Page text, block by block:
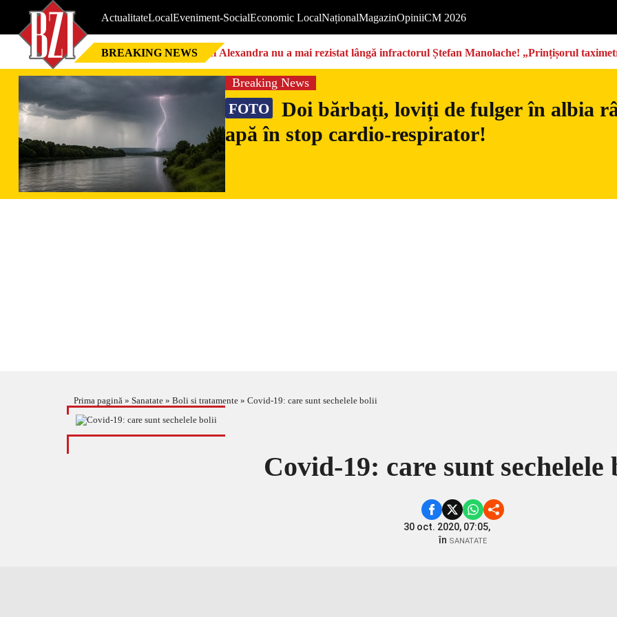
ActualitateLocalEveniment-SocialEconomic LocalNaționalMagazinOpiniiCM 2026
BREAKING NEWS Nici Alexandra nu a mai rezistat lângă infractorul Ștefan Manolache! „Prințișorul
Breaking News
FOTO
Doi bărbați, loviți de fulger în albia
apă în stop cardio-respirator!
Prima pagină » Sanatate » Boli si tratamente » Covid-19: care sunt sechelele bolii
Covid-19: care sunt sechelele
30 oct. 2020, 07:05,
în SANATATE